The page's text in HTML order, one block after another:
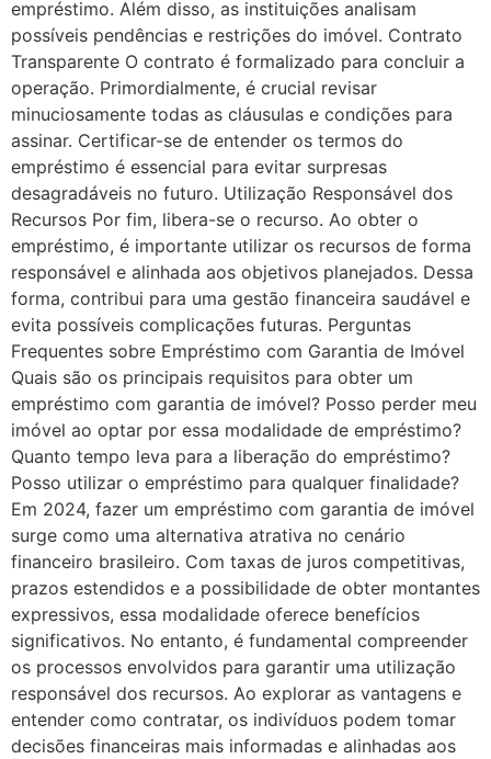
empréstimo. Além disso, as instituições analisam
possíveis pendências e restrições do imóvel. Contrato
Transparente O contrato é formalizado para concluir a
operação. Primordialmente, é crucial revisar
minuciosamente todas as cláusulas e condições para
assinar. Certificar-se de entender os termos do
empréstimo é essencial para evitar surpresas
desagradáveis no futuro. Utilização Responsável dos
Recursos Por fim, libera-se o recurso. Ao obter o
empréstimo, é importante utilizar os recursos de forma
responsável e alinhada aos objetivos planejados. Dessa
forma, contribui para uma gestão financeira saudável e
evita possíveis complicações futuras. Perguntas
Frequentes sobre Empréstimo com Garantia de Imóvel
Quais são os principais requisitos para obter um
empréstimo com garantia de imóvel? Posso perder meu
imóvel ao optar por essa modalidade de empréstimo?
Quanto tempo leva para a liberação do empréstimo?
Posso utilizar o empréstimo para qualquer finalidade?
Em 2024, fazer um empréstimo com garantia de imóvel
surge como uma alternativa atrativa no cenário
financeiro brasileiro. Com taxas de juros competitivas,
prazos estendidos e a possibilidade de obter montantes
expressivos, essa modalidade oferece benefícios
significativos. No entanto, é fundamental compreender
os processos envolvidos para garantir uma utilização
responsável dos recursos. Ao explorar as vantagens e
entender como contratar, os indivíduos podem tomar
decisões financeiras mais informadas e alinhadas aos